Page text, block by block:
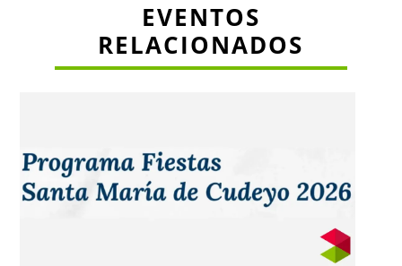
EVENTOS
RELACIONADOS